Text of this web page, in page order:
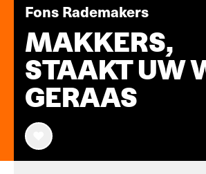
Fons Rademakers
MAKKERS,
STAAKT UW
GERAAS